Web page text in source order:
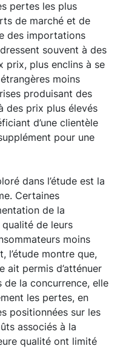
pertes les plus
de marché et de
des importations
souvent à des
prix, plus enclins à se
moins
produisant des
des prix plus élevés
d’une clientèle
pour une
dans l’étude est la
Certaines
de la
de leurs
moins
l’étude montre que,
ait permis d’atténuer
la concurrence, elle
les pertes, en
positionnées sur les
associés à la
qualité ont limité